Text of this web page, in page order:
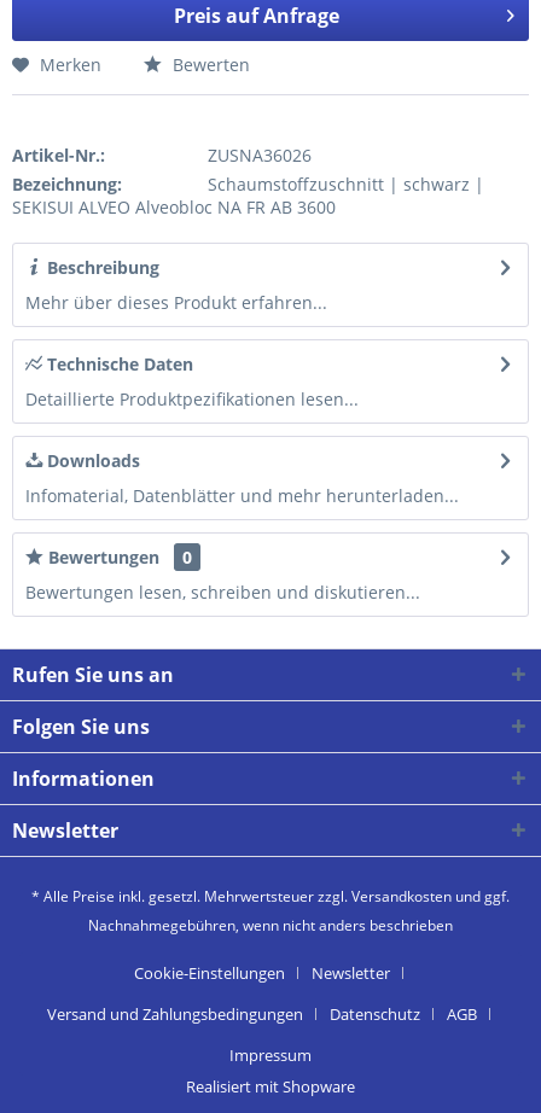
Preis auf Anfrage
Merken Bewerten
Artikel-Nr.:
ZUSNA36026
Bezeichnung:
Schaumstoffzuschnitt | schwarz |
SEKISUI ALVEO Alveobloc NA FR AB 3600
Beschreibung
Mehr über dieses Produkt erfahren...
Technische Daten
Detaillierte Produktpezifikationen lesen...
Downloads
Infomaterial, Datenblätter und mehr herunterladen...
Bewertungen
0
Bewertungen lesen, schreiben und diskutieren...
Rufen Sie uns an
Folgen Sie uns
Informationen
Newsletter
* Alle Preise inkl. gesetzl. Mehrwertsteuer zzgl.Versandkosten und ggf.
Nachnahmegebühren, wenn nicht anders beschrieben
Cookie-Einstellungen
Newsletter
Versand und Zahlungsbedingungen
Datenschutz
AGB
Impressum
Realisiert mit Shopware